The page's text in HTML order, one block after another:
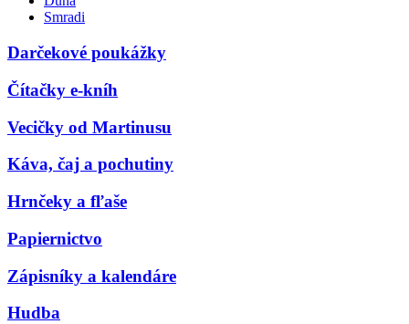
Smradi
Darčekové poukážky
Čítačky e-kníh
Vecičky od Martinusu
Káva, čaj a pochutiny
Hrnčeky a fľaše
Papiernictvo
Zápisníky a kalendáre
Hudba